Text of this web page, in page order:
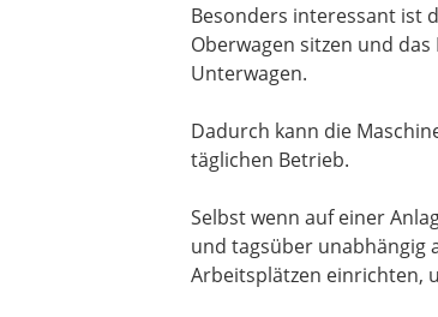
Besonders interessant ist
Oberwagen sitzen und
Unterwagen.
Dadurch kann die
täglichen Betrieb.
Selbst wenn auf einer
und tagsüber unabhängig
Arbeitsplätzen einrichten,